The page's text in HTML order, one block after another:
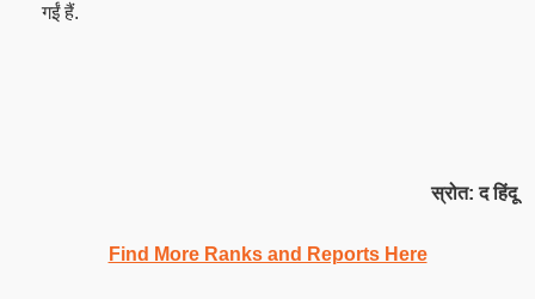
गईं हैं.
स्रोत: द हिंदू
Find More Ranks and Reports Here